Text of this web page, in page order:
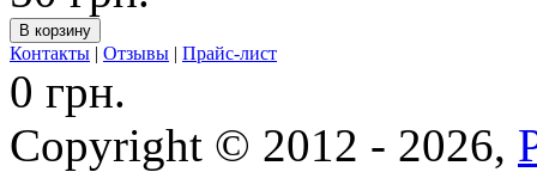
Контакты | Отзывы | Прайс-лист
0 грн.
Copyright © 2012 - 2026,